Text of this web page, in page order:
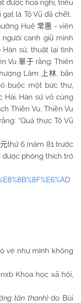
được hoà nghị, triều
là Tô Vũ đã chết.
Huệ 常惠 - viên
canh giữ mình
sứ, thuật lại tình
Vu單于rằng: Thiên
Lâm
上林, bắn
buộc một bức thư,
Hải. Hán sứ vô cùng
Thiền Vu. Thiền Vu
“Quả thực Tô Vũ
thứ 6 (năm 81 trước
được phóng thích trở
vẻ như mình không
Khoa học xã hội,
tân thanh)do Bùi